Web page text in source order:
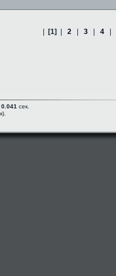
[1] 2 3 4
0.041 сек.